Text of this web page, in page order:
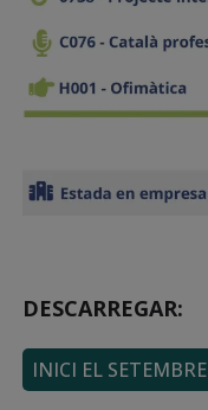
DESCARREGAR:
INICI EL SETEMBRE